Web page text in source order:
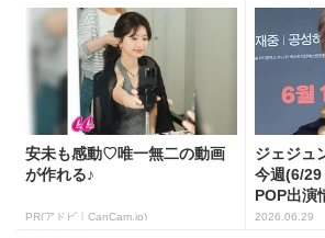
安未も感動♡唯一無二の動画
が作れる♪
PR(アドビ｜CanCam.jp)
ジェジュ
今週(6/
POP出演
2026.06.29